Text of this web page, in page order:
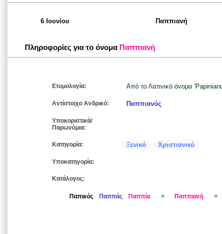
6 Ιουνίου Παππιανή
Πληροφορίες για το όνομα Παππιανή
Ετυμολογία: Από το Λατινικό όνομα
Αντίστοιχο Ανδρικό: Παππιανός
Υποκοριστικά/
Παρωνύμια:
Κατηγορία: Ξενικό Χριστιανικό
Υποκατηγορία:
Κατάλογος:
Παπικός Παππάς Παππία « Παππιανή »